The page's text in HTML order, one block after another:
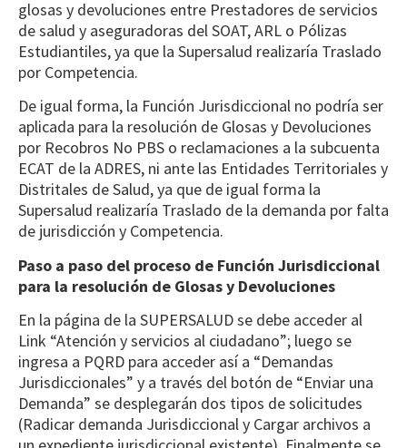
glosas y devoluciones entre Prestadores de servicios
de salud y aseguradoras del SOAT, ARL o Pólizas
Estudiantiles, ya que la Supersalud realizaría Traslado
por Competencia.
De igual forma, la Función Jurisdiccional no podría ser
aplicada para la resolución de Glosas y Devoluciones
por Recobros No PBS o reclamaciones a la subcuenta
ECAT de la ADRES, ni ante las Entidades Territoriales y
Distritales de Salud, ya que de igual forma la
Supersalud realizaría Traslado de la demanda por falta
de jurisdicción y Competencia.
Paso a paso del proceso de Función Jurisdiccional
para la resolución de Glosas y Devoluciones
En la página de la SUPERSALUD se debe acceder al
Link “Atención y servicios al ciudadano”; luego se
ingresa a PQRD para acceder así a “Demandas
Jurisdiccionales” y a través del botón de “Enviar una
Demanda” se desplegarán dos tipos de solicitudes
(Radicar demanda Jurisdiccional y Cargar archivos a